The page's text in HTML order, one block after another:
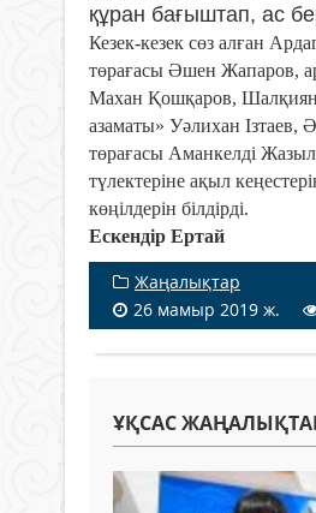
құран бағыштап, ас
Кезек-кезек сөз алған
төрағасы Әшен Жапаров,
Махан Қошқаров,
азаматы» Уәлихан Ізтаев,
төрағасы Аманкелді
түлектеріне ақыл
көңілдерін білдірді.
Ескендір Ертай
Жаңалықтар
26 мамыр 2019 ж.
ҰҚСАС